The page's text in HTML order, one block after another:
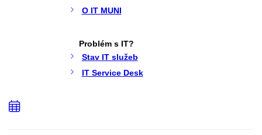
O IT MUNI
Problém s IT?
Stav IT služeb
IT Service Desk
Přidat